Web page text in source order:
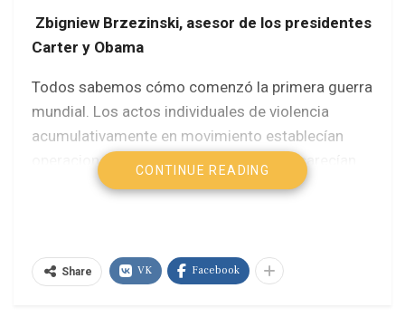
Zbigniew Brzezinski, asesor de los presidentes
Carter y Obama
Todos sabemos cómo comenzó la primera guerra
mundial. Los actos individuales de violencia
acumulativamente en movimiento establecían
operaciones militares irreversibles que carecían
de orientación estratégica general así como una
bien de los objetivos ambiciosos formulados en
gran medida por las potencias vencedoras ex
CONTINUE READING
Share VK Facebook